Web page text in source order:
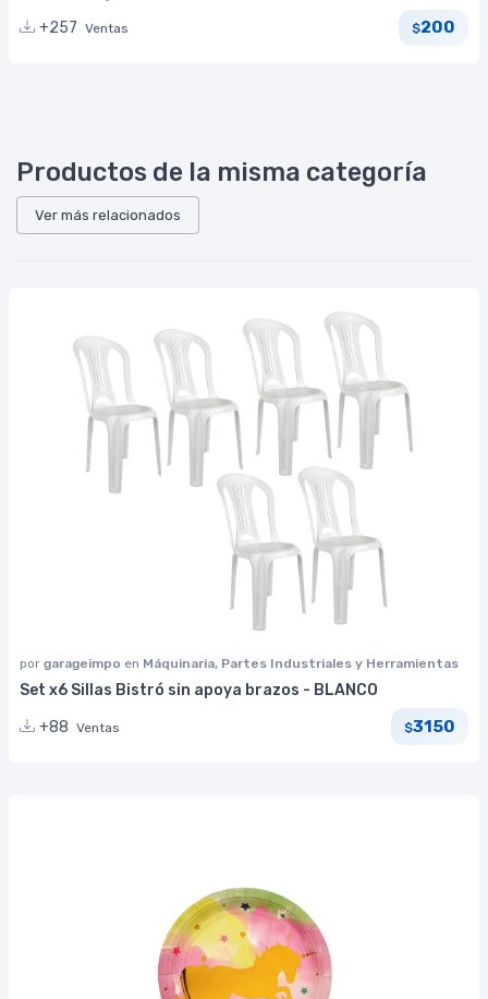
+257 Ventas $200
Productos de la misma categoría
Ver más relacionados
por garageimpo en Máquinaria, Partes Industriales y Herramientas
Set x6 Sillas Bistró sin apoya brazos - BLANCO
+88 Ventas $3150